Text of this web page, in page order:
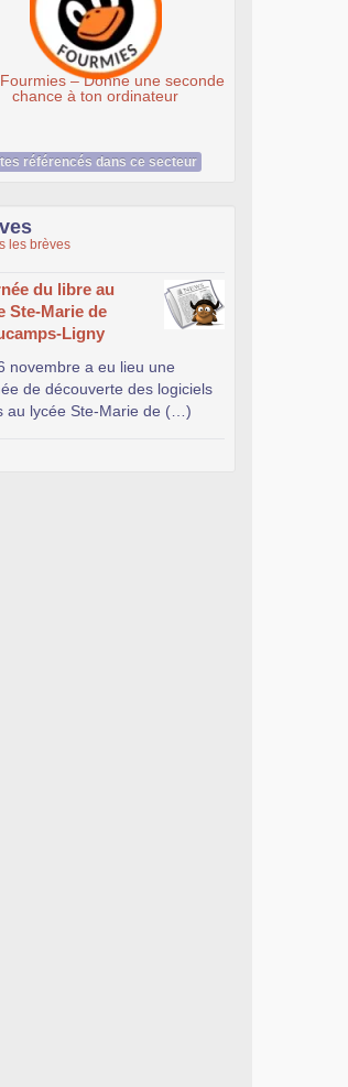
Donne une seconde
ton ordinateur
référencés dans ce secteur
les brèves
du libre au
Ste-Marie de
Ligny
novembre a eu lieu une
de découverte des logiciels
au lycée Ste-Marie de (…)